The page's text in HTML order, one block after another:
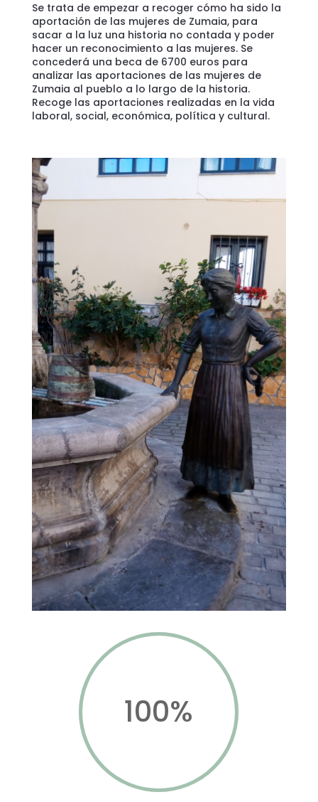
Se trata de empezar a recoger cómo ha sido la
aportación de las mujeres de Zumaia, para
sacar a la luz una historia no contada y poder
hacer un reconocimiento a las mujeres. Se
concederá una beca de 6700 euros para
analizar las aportaciones de las mujeres de
Zumaia al pueblo a lo largo de la historia.
Recoge las aportaciones realizadas en la vida
laboral, social, económica, política y cultural.
100%